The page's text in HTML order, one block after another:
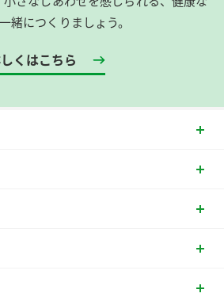
緒につくりましょう。
くはこちら